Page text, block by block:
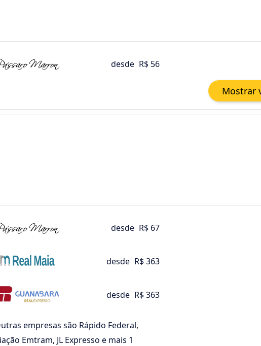
desde R$ 56
Mostrar
desde R$ 67
desde R$ 363
desde R$ 363
empresas são Rápido Federal,
Emtram, JL Expresso e mais 1